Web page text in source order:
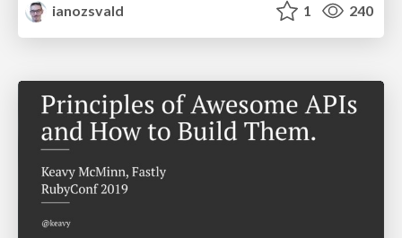
ianozsvald
1 240